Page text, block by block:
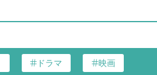
ドラマ 映画